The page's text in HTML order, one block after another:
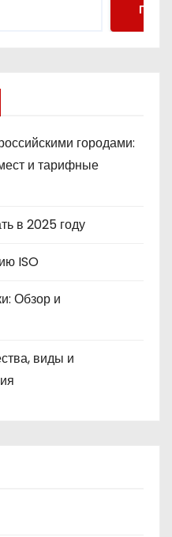
Поиск
городами:
и тарифные
в 2025 году
ISO
Обзор и
виды и